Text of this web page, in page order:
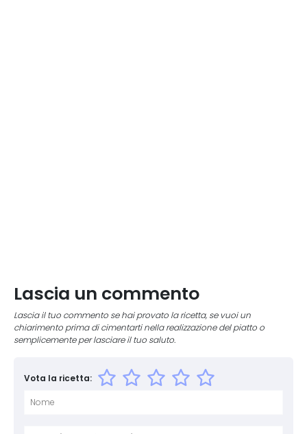
Lascia un commento
Lascia il tuo commento se hai provato la ricetta, se vuoi un
chiarimento prima di cimentarti nella realizzazione del piatto o
semplicemente per lasciare il tuo saluto.
Vota la ricetta: